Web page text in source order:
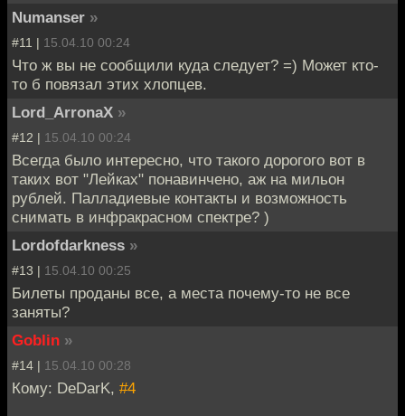
Numanser »
#11 | 15.04.10 00:24
Что ж вы не сообщили куда следует? =) Может кто-
то б повязал этих хлопцев.
Lord_ArronaX »
#12 | 15.04.10 00:24
Всегда было интересно, что такого дорогого вот в
таких вот "Лейках" понавинчено, аж на мильон
рублей. Палладиевые контакты и возможность
снимать в инфракрасном спектре? )
Lordofdarkness »
#13 | 15.04.10 00:25
Билеты проданы все, а места почему-то не все
заняты?
Goblin »
#14 | 15.04.10 00:28
Кому: DeDarK, #4